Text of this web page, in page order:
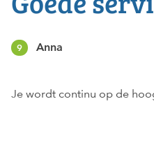
9 Anna
Je wordt continu op de